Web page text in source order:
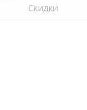
Скидки